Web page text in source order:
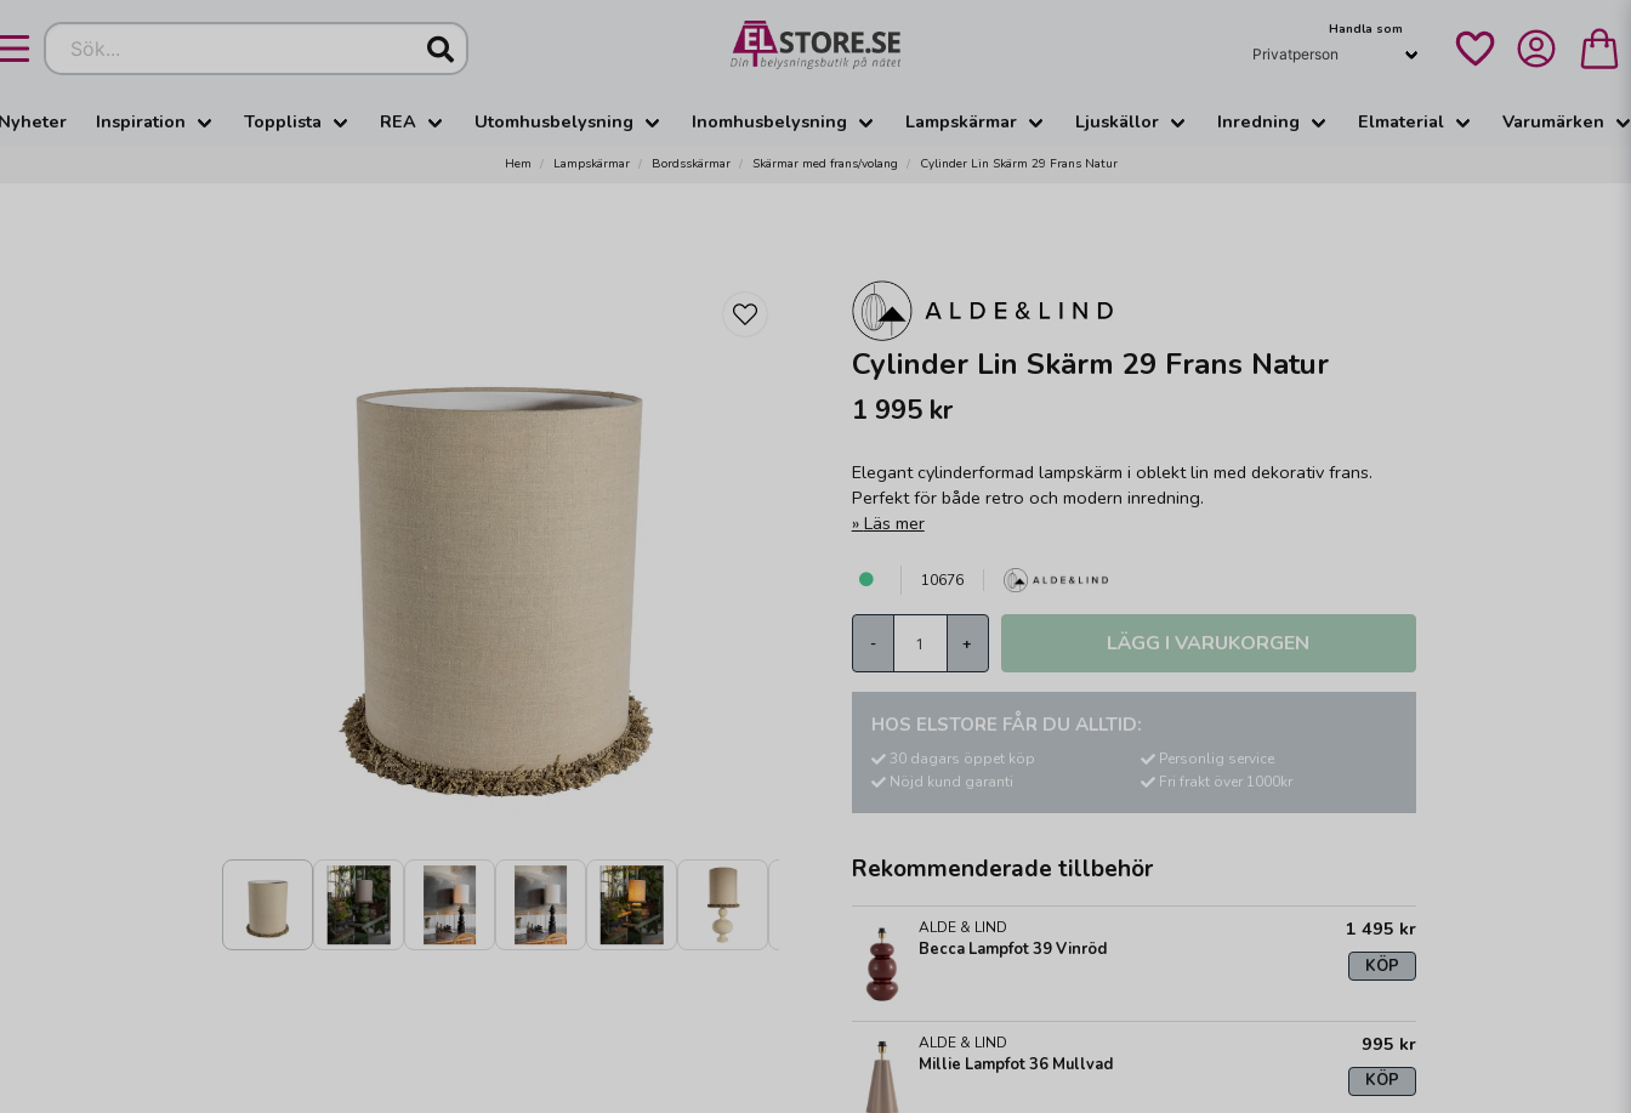
Sök... Handla som
Inspiration Topplista REA Utomhusbelysning Inomhusbelysning Lampskärmar Ljuskällor Inredning Elmaterial Varumärken
Hem Lampskärmar Bordsskärmar Skärmar med frans/volang Cylinder Lin Skärm 29 Frans Natur
Cylinder Lin Skärm 29 Frans Natur
1 995 kr
Elegant cylinderformad lampskärm i oblekt lin med dekorativ frans.
Perfekt för både retro och modern inredning.
Läs mer
10676
- + LÄGG I VARUKORGEN
HOS ELSTORE FÅR DU ALLTID:
30 dagars öppet köp
Nöjd kund garanti
Personlig service
Fri frakt över 1000kr
Rekommenderade tillbehör
ALDE & LIND
Becca Lampfot 39 Vinröd
1 495 kr
KÖP
ALDE & LIND
Millie Lampfot 36 Mullvad
995 kr
KÖP